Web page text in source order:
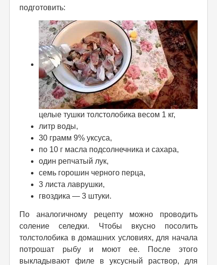
подготовить:
целые тушки толстолобика весом 1 кг,
литр воды,
30 грамм 9% уксуса,
по 10 г масла подсолнечника и сахара,
один репчатый лук,
семь горошин черного перца,
3 листа лаврушки,
гвоздика — 3 штуки.
По аналогичному рецепту можно проводить
соление селедки. Чтобы вкусно посолить
толстолобика в домашних условиях, для начала
потрошат рыбу и моют ее. После этого
выкладывают филе в уксусный раствор, для